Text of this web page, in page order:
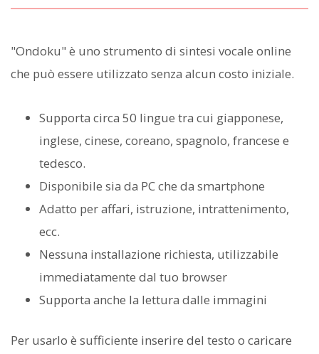
"Ondoku" è uno strumento di sintesi vocale online
che può essere utilizzato senza alcun costo iniziale.
Supporta circa 50 lingue tra cui giapponese,
inglese, cinese, coreano, spagnolo, francese e
tedesco.
Disponibile sia da PC che da smartphone
Adatto per affari, istruzione, intrattenimento,
ecc.
Nessuna installazione richiesta, utilizzabile
immediatamente dal tuo browser
Supporta anche la lettura dalle immagini
Per usarlo è sufficiente inserire del testo o caricare